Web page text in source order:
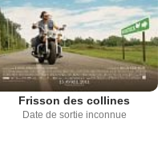
Frisson des collines
Date de sortie inconnue